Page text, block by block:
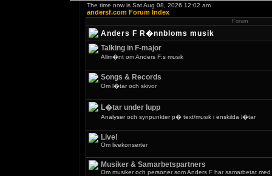
The time now is Sat Aug 08, 2026 12:02 am
andersf.com Forum Index
Forum
Anders F R�nnbloms musik
Talking in F-major
Allm�nt om Anders F:s musik
Songs & Records
Om l�tar och skivor
L�tar under lupp
Analyser och synpunkter p� text/musik i enskilda l�tar
Live!
Om livekonserter
Musiker & Samarbetspartners
Om musiker och personer som Anders F har samarbetat med